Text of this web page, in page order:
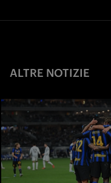
ALTRE NOTIZIE